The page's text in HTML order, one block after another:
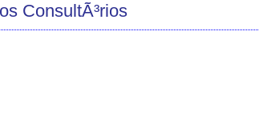
ConsultÃ³rios